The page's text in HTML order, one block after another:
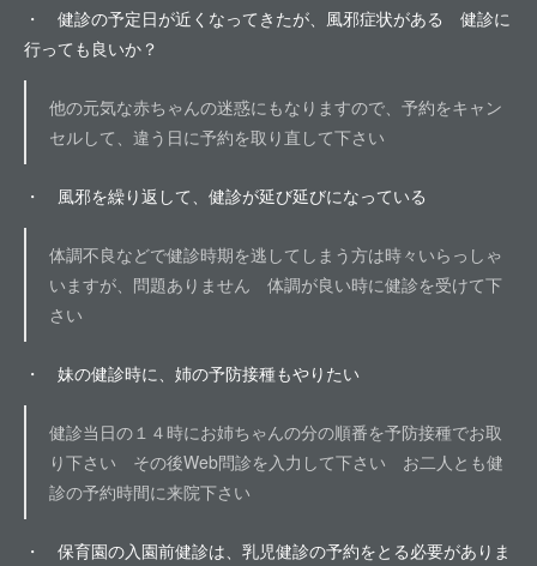
・ 健診の予定日が近くなってきたが、風邪症状がある 健診に
行っても良いか？
他の元気な赤ちゃんの迷惑にもなりますので、予約をキャン
セルして、違う日に予約を取り直して下さい
・ 風邪を繰り返して、健診が延び延びになっている
体調不良などで健診時期を逃してしまう方は時々いらっしゃ
いますが、問題ありません 体調が良い時に健診を受けて下
さい
・ 妹の健診時に、姉の予防接種もやりたい
健診当日の１４時にお姉ちゃんの分の順番を予防接種でお取
り下さい その後Web問診を入力して下さい お二人とも健
診の予約時間に来院下さい
・ 保育園の入園前健診は、乳児健診の予約をとる必要がありま